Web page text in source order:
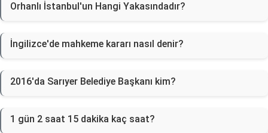
Orhanlı İstanbul'un Hangi Yakasındadır?
İngilizce'de mahkeme kararı nasıl denir?
2016'da Sarıyer Belediye Başkanı kim?
1 gün 2 saat 15 dakika kaç saat?